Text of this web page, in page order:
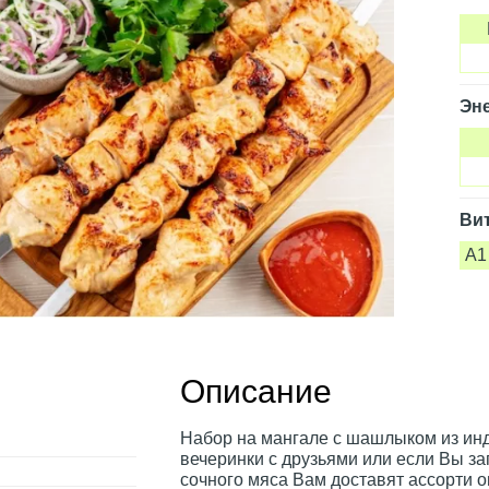
A1
Описание
Набор на мангале с шашлыком из
вечеринки с друзьями или если Вы
сочного мяса Вам доставят ассорти